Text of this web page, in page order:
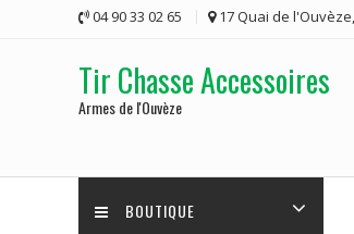
04 90 33 02 65 17 Quai de
Tir Chasse Accessoires
Armes de l'Ouvèze
BOUTIQUE